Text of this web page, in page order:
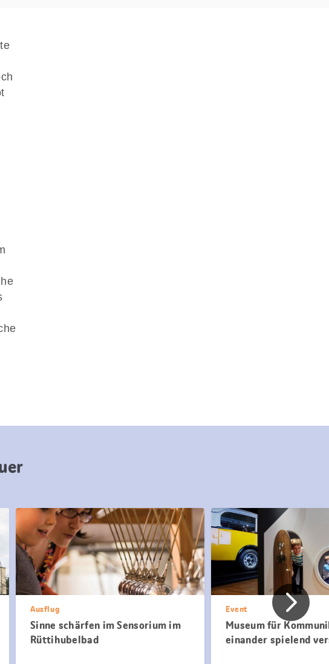
Ausflug
Sinne schärfen im Sensorium im
Rüttihubelbad
Event
Museum für
einander spielend
Vorher